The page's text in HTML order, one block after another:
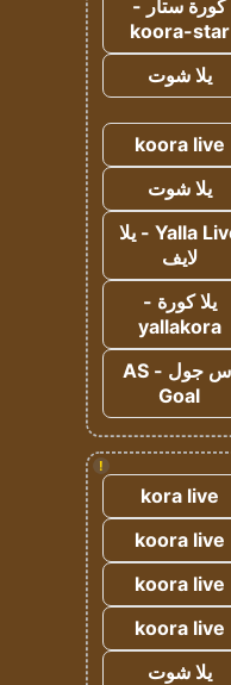
كورة ستار -
koora-star
يلا شوت
koora live
يلا شوت
Yalla Live - يلا
لايف
يلا كورة -
yallakora
اس جول - AS
Goal
!
kora live
koora live
koora live
koora live
يلا شوت